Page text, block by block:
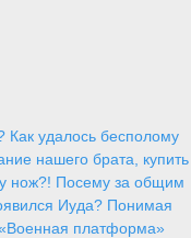
Как удалось бесполому
нашего брата, купить
нож?! Посему за общим
Иуда? Понимая
платформа»